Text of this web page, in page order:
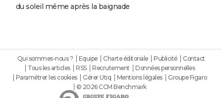
du soleil même après la baignade
Qui sommes-nous ? Equipe Charte éditoriale Publicité
Contact
Tous les articles
RSS Recrutement
Données personnelles
Paramétrer les cookies
Gérer Utiq Mentions légales
Groupe Figaro
© 2026 CCM Benchmark